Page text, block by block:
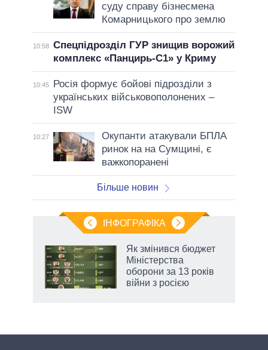
суду справу бізнесмена
Комарницького про землю
10:58 Спецпідрозділ ГУР знищив ворожий
комплекс «Панцирь-С1» у Криму
10:45
Росія формує бойові підрозділи з
українських військовополонених –
ISW
10:27
Окупанти атакували БПЛА
ринок на на Сумщині, є
важкопоранені
Більше новин
ІНФОГРАФІКА
Як змінився бюджет
Міністерства
оборони за 13 років
війни з росією